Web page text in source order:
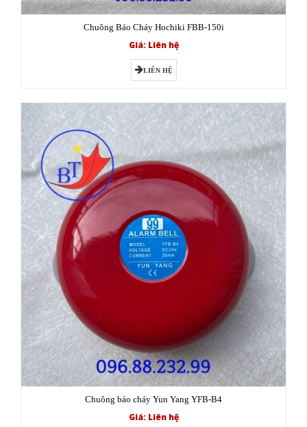
Chuông Báo Cháy Hochiki FBB-150i
Giá: Liên hệ
LIÊN HỆ
Chuông báo cháy Yun Yang YFB-B4
Giá: Liên hệ